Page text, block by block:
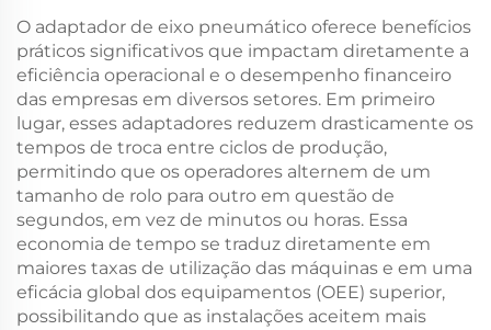
Máquinas Têxteis
O adaptador de eixo pneumático oferece benefícios
práticos significativos que impactam diretamente a
eficiência operacional e o desempenho financeiro
das empresas em diversos setores. Em primeiro
lugar, esses adaptadores reduzem drasticamente os
tempos de troca entre ciclos de produção,
permitindo que os operadores alternem de um
tamanho de rolo para outro em questão de
segundos, em vez de minutos ou horas. Essa
economia de tempo se traduz diretamente em
maiores taxas de utilização das máquinas e em uma
eficácia global dos equipamentos (OEE) superior,
possibilitando que as instalações aceitem mais